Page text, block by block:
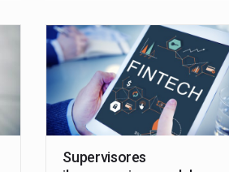
Supervisores